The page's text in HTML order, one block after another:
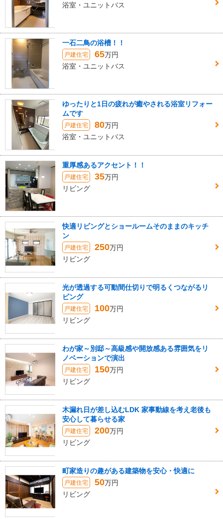
浴室・ユニットバス
一石二鳥の浴槽！！
戸建住宅 65万円
浴室・ユニットバス
ゆったりと1日の疲れが癒やされる浴室リフォー
ムです
戸建住宅 80万円
浴室・ユニットバス
重厚感あるアクセント！！
戸建住宅 35万円
リビング
快適リビングとショールームそのままのキッチ
ン
戸建住宅 250万円
リビング
光が透過する可動間仕切りで明るくつながるリ
ビング
戸建住宅 100万円
リビング
わが家～別邸～高級感や開放感ある雰囲気をリ
ノベーションで演出
戸建住宅 150万円
リビング
木漏れ日が差し込むLDK 家事動線を考え老後も
安心して暮らせる家
戸建住宅 200万円
リビング
町家造りの趣がある建築物を安心・快適に
戸建住宅 50万円
リビング